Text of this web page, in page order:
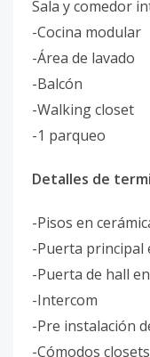
Sala y comedor
-Cocina modular
-Área de lavado
-Balcón
-Walking closet
-1 parqueo
Detalles de
-Pisos en
-Puerta principal
-Puerta de hall
-Intercom
-Pre instalación
-Cómodos closets